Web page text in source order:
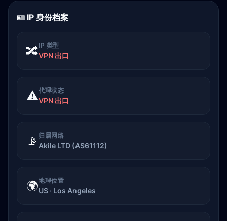
🪪 IP 身份档案
🔀IP 类型
VPN 出口
⚠️代理状态
VPN 出口
📡 归属网络
Akile LTD (AS61112)
🌍地理位置
US · Los Angeles